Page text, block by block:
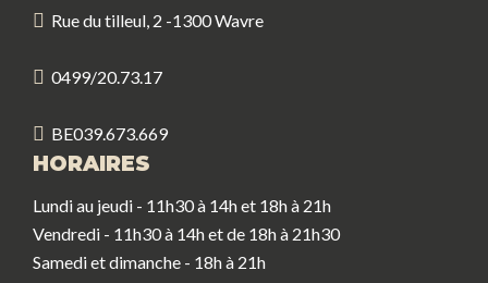
Rue du tilleul, 2 -1300 Wavre
0499/20.73.17
BE039.673.669
HORAIRES
Lundi au jeudi - 11h30 à 14h et 18h à 21h
Vendredi - 11h30 à 14h et de 18h à 21h30
Samedi et dimanche - 18h à 21h